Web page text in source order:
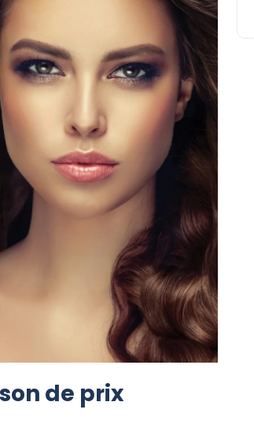
de prix